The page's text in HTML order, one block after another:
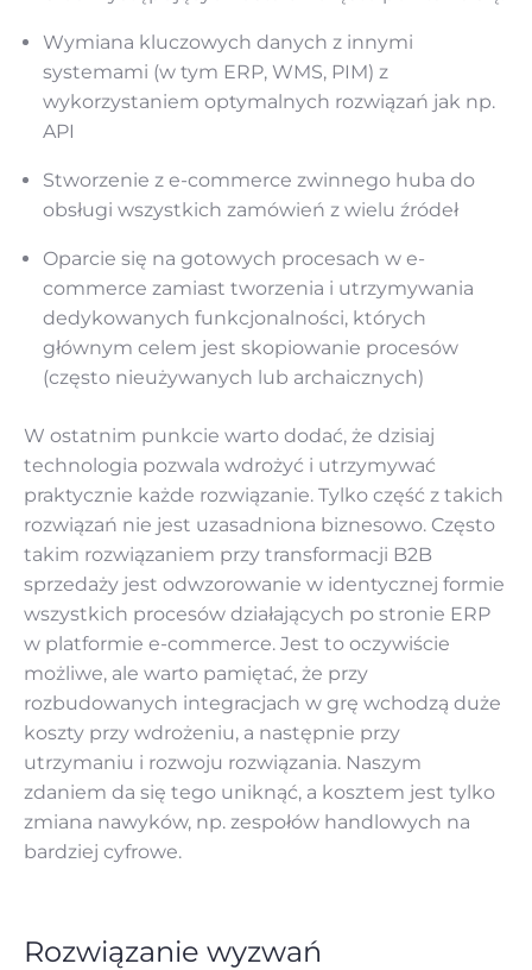
Wymiana kluczowych danych z innymi
systemami (w tym ERP, WMS, PIM) z
wykorzystaniem optymalnych rozwiązań jak np.
API
Stworzenie z e-commerce zwinnego huba do
obsługi wszystkich zamówień z wielu źródeł
Oparcie się na gotowych procesach w e-
commerce zamiast tworzenia i utrzymywania
dedykowanych funkcjonalności, których
głównym celem jest skopiowanie procesów
(często nieużywanych lub archaicznych)
W ostatnim punkcie warto dodać, że dzisiaj
technologia pozwala wdrożyć i utrzymywać
praktycznie każde rozwiązanie. Tylko część z takich
rozwiązań nie jest uzasadniona biznesowo. Często
takim rozwiązaniem przy transformacji B2B
sprzedaży jest odwzorowanie w identycznej formie
wszystkich procesów działających po stronie ERP
w platformie e-commerce. Jest to oczywiście
możliwe, ale warto pamiętać, że przy
rozbudowanych integracjach w grę wchodzą duże
koszty przy wdrożeniu, a następnie przy
utrzymaniu i rozwoju rozwiązania. Naszym
zdaniem da się tego uniknąć, a kosztem jest tylko
zmiana nawyków, np. zespołów handlowych na
bardziej cyfrowe.
Rozwiązanie wyzwań